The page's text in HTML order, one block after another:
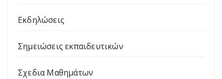
Εκδηλώσεις
Σημειώσεις εκπαιδευτικών
Σχεδια Μαθημάτων